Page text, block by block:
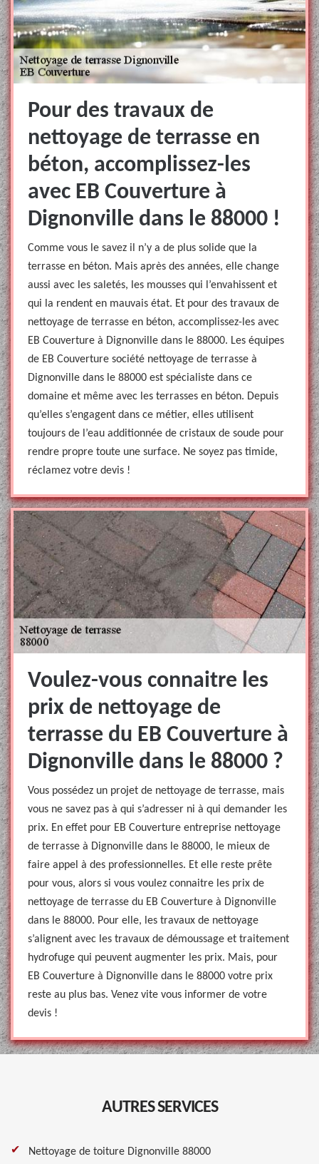
Pour des travaux de
nettoyage de terrasse en
béton, accomplissez-les
avec EB Couverture à
Dignonville dans le 88000 !
Comme vous le savez il n’y a de plus solide que la
terrasse en béton. Mais après des années, elle change
aussi avec les saletés, les mousses qui l’envahissent et
qui la rendent en mauvais état. Et pour des travaux de
nettoyage de terrasse en béton, accomplissez-les avec
EB Couverture à Dignonville dans le 88000. Les équipes
de EB Couverture société nettoyage de terrasse à
Dignonville dans le 88000 est spécialiste dans ce
domaine et même avec les terrasses en béton. Depuis
qu’elles s’engagent dans ce métier, elles utilisent
toujours de l’eau additionnée de cristaux de soude pour
rendre propre toute une surface. Ne soyez pas timide,
réclamez votre devis !
Voulez-vous connaitre les
prix de nettoyage de
terrasse du EB Couverture à
Dignonville dans le 88000 ?
Vous possédez un projet de nettoyage de terrasse, mais
vous ne savez pas à qui s’adresser ni à qui demander les
prix. En effet pour EB Couverture entreprise nettoyage
de terrasse à Dignonville dans le 88000, le mieux de
faire appel à des professionnelles. Et elle reste prête
pour vous, alors si vous voulez connaitre les prix de
nettoyage de terrasse du EB Couverture à Dignonville
dans le 88000. Pour elle, les travaux de nettoyage
s’alignent avec les travaux de démoussage et traitement
hydrofuge qui peuvent augmenter les prix. Mais, pour
EB Couverture à Dignonville dans le 88000 votre prix
reste au plus bas. Venez vite vous informer de votre
devis !
AUTRES SERVICES
Nettoyage de toiture Dignonville 88000